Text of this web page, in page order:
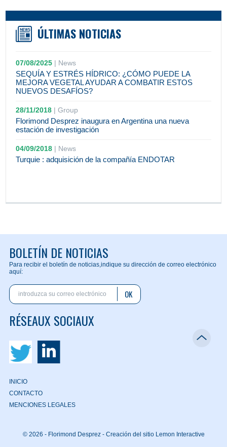
ÚLTIMAS NOTICIAS
07/08/2025 | News
SEQUÍA Y ESTRÉS HÍDRICO: ¿CÓMO PUEDE LA
MEJORA VEGETAL AYUDAR A COMBATIR ESTOS
NUEVOS DESAFÍOS?
28/11/2018 |Group
Florimond Desprez inaugura en Argentina una nueva
estación de investigación
04/09/2018 | News
Turquie : adquisición de la compañía ENDOTAR
BOLETÍN DE NOTICIAS
Para recibir el boletín de noticias,indique su dirección de correo electrónico
aquí:
OK
RÉSEAUX SOCIAUX
INICIO
CONTACTO
MENCIONES LEGALES
© 2026 - Florimond Desprez - Creación del sitio Lemon Interactive